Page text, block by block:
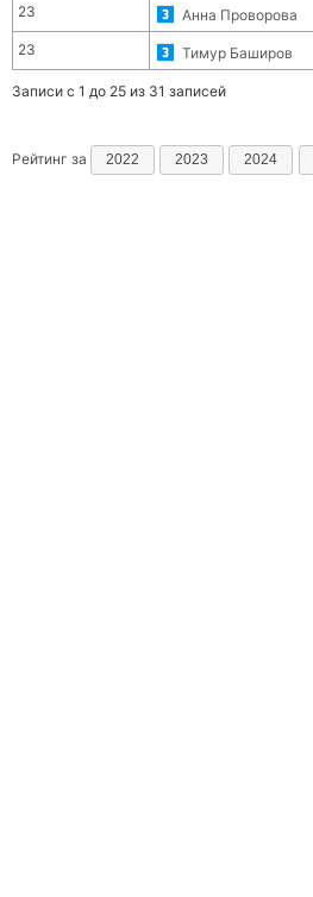
23
Анна Проворова
23 Тимур Баширов
Записи с 1 до 25 из 31 записей
Рейтинг за 2022 2023 2024